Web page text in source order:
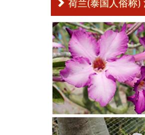
荷兰(泰国人俗称)